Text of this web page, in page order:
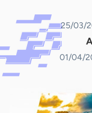
25/03/
01/04/